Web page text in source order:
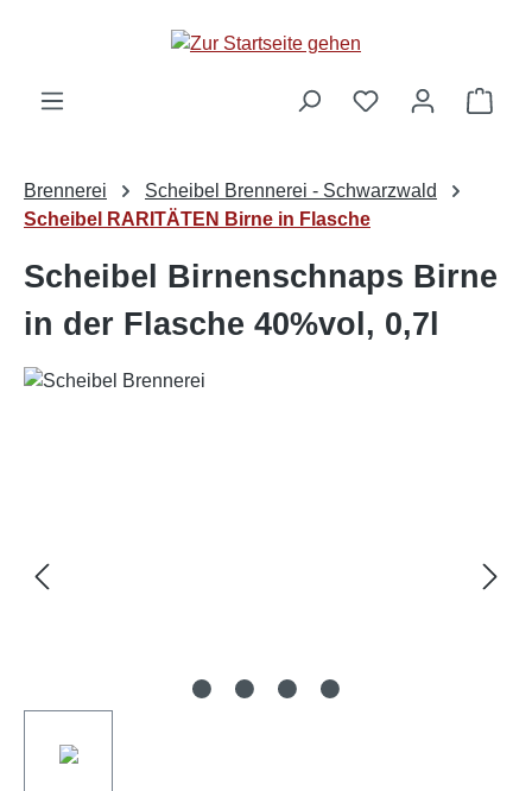
Brennerei
Scheibel Brennerei - Schwarzwald
Scheibel RARITÄTEN Birne in Flasche
Scheibel Birnenschnaps Birne
in der Flasche 40%vol, 0,7l